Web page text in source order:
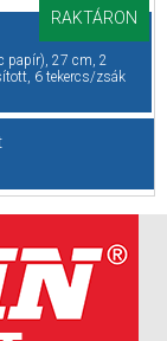
RAKTÁRON
papír), 27 cm, 2
6 tekercs/zsák